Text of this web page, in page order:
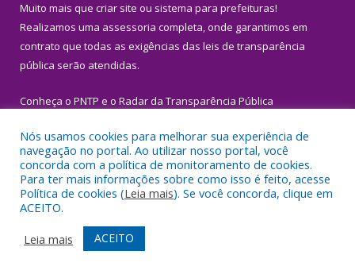
Muito mais que criar site ou sistema para prefeituras!
Realizamos uma assessoria completa, onde garantimos em
contrato que todas as exigências das leis de transparência
pública serão atendidas.
Conheça o PNTP e o Radar da Transparência Pública
Todos os direitos reservados a Prefeitura Municipal de Igarapé-
Miri.
Mapa do Site
Acessar Área Administrativa
Acessar Webmail
Nós usamos cookies para melhorar sua experiência de
navegação no portal. Ao utilizar nosso portal, você
concorda com a política de monitoramento de cookies.
Para ter mais informações sobre como isso é feito, acesse
Política de cookies (Leia mais). Se você concorda, clique em
ACEITO.
Leia mais
ACEITO